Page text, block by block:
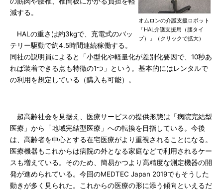
オムロンの介護支援ロボット
「HAL介護支援用（腰タイ
プ）」（クリックで拡大）
減する。
HALの重さは約3kgで、充電式のバッ
テリー駆動で約4.5時間連続稼働する。
同社の説明員によると「小型化や軽量化が差別化要因で、10秒あ
れば装着できる点も特徴の1つ」という。基本的にはレンタルで
の利用を想定している（購入も可能）。
超高齢社会を見据え、医療サービスの提供形態は「病院完結型
医療」から「地域完結型医療」への転換を目指している。今後
は、高齢者を中心とする在宅医療がより重視されることになる。
医療機器もこれからは病院の外となる家庭などで利用されるケー
スも増えている。そのため、簡易かつより高精度な測定機器の開
発が進められている。今回のMEDTEC Japan 2019でもそうした
動きが多く見られた。これからの医療の形に添う傾向といえるだ